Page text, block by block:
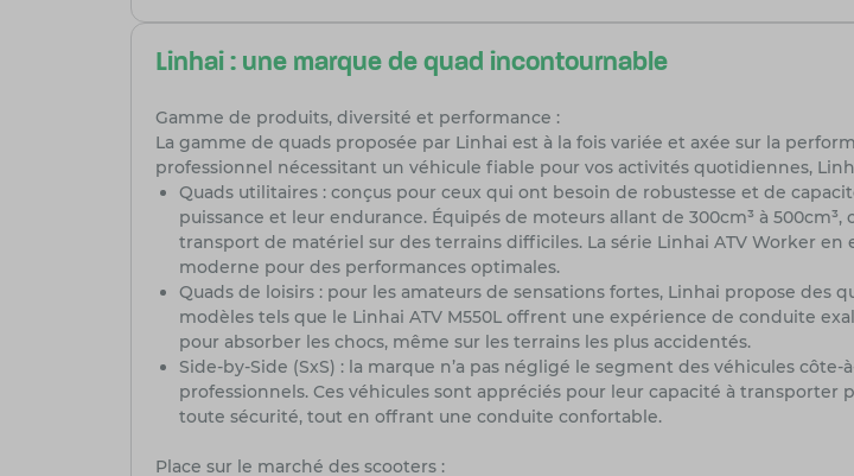
Linhai : une marque de quad incontournable
Gamme de produits, diversité et performance :
La gamme de quads proposée par Linhai est à la fois variée et axée sur la
professionnel nécessitant un véhicule fiable pour vos activités quotidiennes,
Quads utilitaires : conçus pour ceux qui ont besoin de robustesse et de
puissance et leur endurance. Équipés de moteurs allant de 300cm³ à
transport de matériel sur des terrains difficiles. La série Linhai ATV Worker
moderne pour des performances optimales.
Quads de loisirs : pour les amateurs de sensations fortes, Linhai propose
modèles tels que le Linhai ATV M550L offrent une expérience de conduite
pour absorber les chocs, même sur les terrains les plus accidentés.
Side-by-Side (SxS) : la marque n’a pas négligé le segment des véhicules
professionnels. Ces véhicules sont appréciés pour leur capacité à
toute sécurité, tout en offrant une conduite confortable.
Place sur le marché des scooters :